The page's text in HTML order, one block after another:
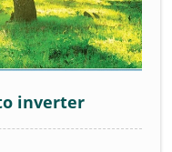
inverter